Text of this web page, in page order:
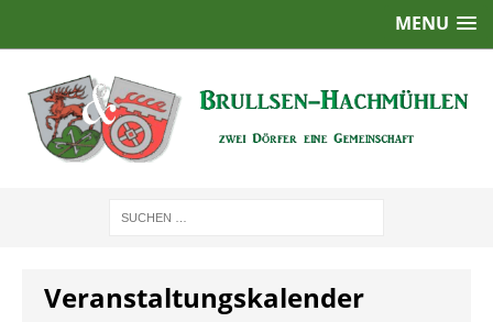
MENU
Veranstaltungskalender
2:00
5:00